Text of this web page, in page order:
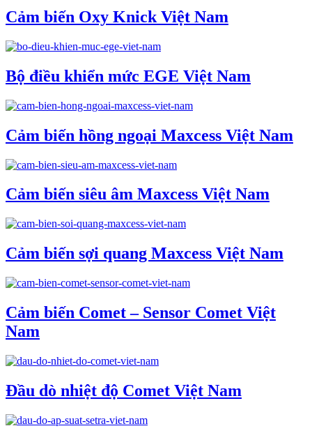
Cảm biến Oxy Knick Việt Nam
Bộ điều khiển mức EGE Việt Nam
Cảm biến hồng ngoại Maxcess Việt Nam
Cảm biến siêu âm Maxcess Việt Nam
Cảm biến sợi quang Maxcess Việt Nam
Cảm biến Comet – Sensor Comet Việt
Nam
Đầu dò nhiệt độ Comet Việt Nam